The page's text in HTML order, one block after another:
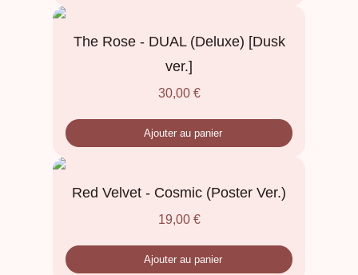
The Rose - DUAL (Deluxe) [Dusk
ver.]
30,00 €
Ajouter au panier
Red Velvet - Cosmic (Poster Ver.)
19,00 €
Ajouter au panier